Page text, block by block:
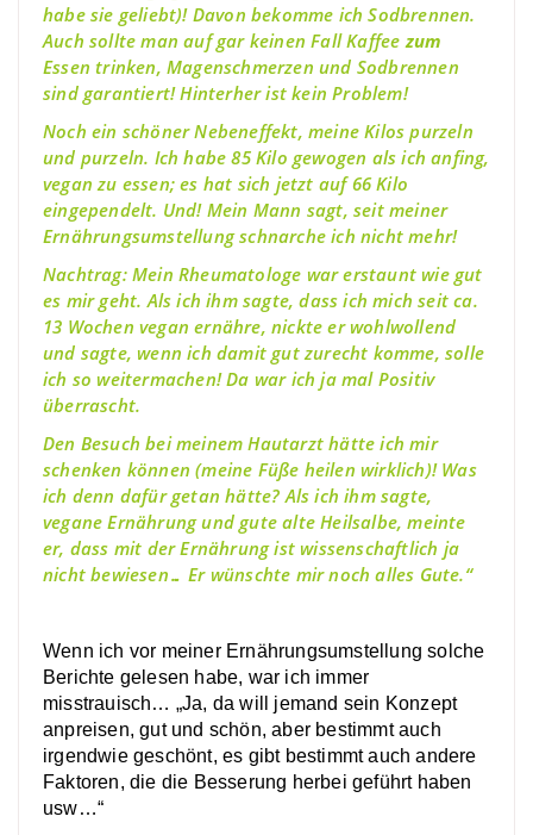
habe sie geliebt)! Davon bekomme ich Sodbrennen.
Auch sollte man auf gar keinen Fall Kaffeezum
Essen trinken, Magenschmerzen und Sodbrennen
sind garantiert! Hinterher ist kein Problem!
Noch ein schöner Nebeneffekt, meine Kilos purzeln
und purzeln. Ich habe 85 Kilo gewogen als ich anfing,
vegan zu essen; es hat sich jetzt auf 66 Kilo
eingependelt. Und! Mein Mann sagt, seit meiner
Ernährungsumstellung schnarche ich nicht mehr!
Nachtrag: Mein Rheumatologe war erstaunt wie gut
es mir geht. Als ich ihm sagte, dass ich mich seit ca.
13 Wochen vegan ernähre, nickte er wohlwollend
und sagte, wenn ich damit gut zurecht komme, solle
ich so weitermachen! Da war ich ja mal Positiv
überrascht.
Den Besuch bei meinem Hautarzt hätte ich mir
schenken können (meine Füße heilen wirklich)! Was
ich denn dafür getan hätte? Als ich ihm sagte,
vegane Ernährung und gute alte Heilsalbe, meinte
er, dass mit der Ernährung ist wissenschaftlich ja
nicht bewiesen… Er wünschte mir noch alles Gute.“
Wenn ich vor meiner Ernährungsumstellung solche
Berichte gelesen habe, war ich immer
misstrauisch… „Ja, da will jemand sein Konzept
anpreisen, gut und schön, aber bestimmt auch
irgendwie geschönt, es gibt bestimmt auch andere
Faktoren, die die Besserung herbei geführt haben
usw…“